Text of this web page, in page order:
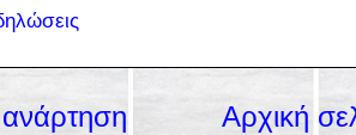
Αρχική